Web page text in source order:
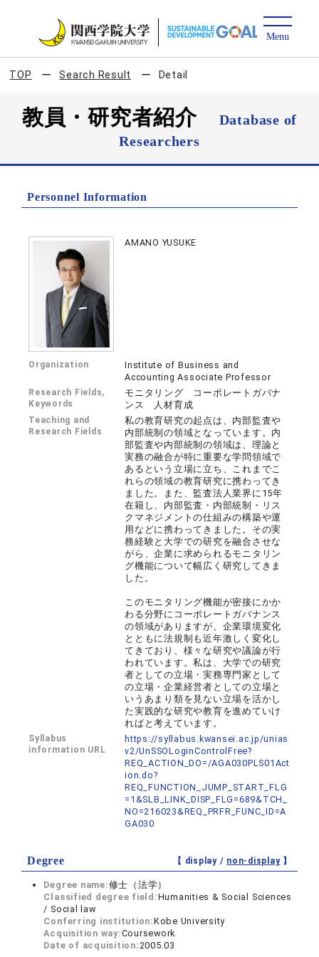
TOP Search Result Detail
教員・研究者紹介
Database of
Researchers
Personnel Information
AMANO YUSUKE
Organization
Institute of Business and
Accounting Associate Professor
Research Fields,
Keywords
モニタリング コーポレートガバナ
ンス 人材育成
Teaching and
Research Fields
私の教育研究の起点は、内部監査や
内部統制の領域となっています。内
部監査や内部統制の領域は、理論と
実務の融合が特に重要な学問領域で
あるという立場に立ち、これまでこ
れらの領域の教育研究に携わってき
ました。また、監査法人業界に15年
在籍し、内部監査・内部統制・リス
クマネジメントの仕組みの構築や運
用などに携わってきました。その実
務経験と大学での研究を融合させな
がら、企業に求められるモニタリン
グ機能について幅広く研究してきま
した。
このモニタリング機能が密接にかか
わる分野にコーポレートガバナンス
の領域がありますが、企業環境変化
とともに法規制も近年激しく変化し
てきており、様々な研究や議論が行
われています。私は、大学での研究
者としての立場・実務専門家として
の立場・企業経営者としての立場と
いうあまり類を見ない立場を活かし
た実践的な研究や教育を進めていけ
ればと考えています。
Syllabus
information URL
https://syllabus.kwansei.ac.jp/unias
v2/UnSSOLoginControlFree?
REQ_ACTION_DO=/AGA030PLS01Act
ion.do?
REQ_FUNCTION_JUMP_START_FLG
=1&SLB_LINK_DISP_FLG=689&TCH_
NO=216023&REQ_PRFR_FUNC_ID=A
GA030
Degree 【 display / non-display】
Degree name:修士（法学）
Classified degree field:Humanities & Social Sciences
/ Social law
Conferring institution:Kobe University
Acquisition way:Coursework
Date of acquisition: 2005.03